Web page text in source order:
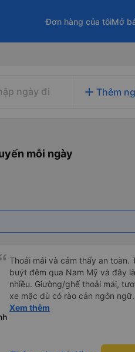
Đơn hàng của tôiMở
ngày đi add Thêm
mỗi ngày
Thoải mái và cảm thấy an toàn.
buýt đêm qua Nam Mỹ và đây
nhiều. Giường/ghế thoải mái,
xe mặc dù có rào cản ngôn
thiện và rất hữu ích. Họ thậm
Xem thêm